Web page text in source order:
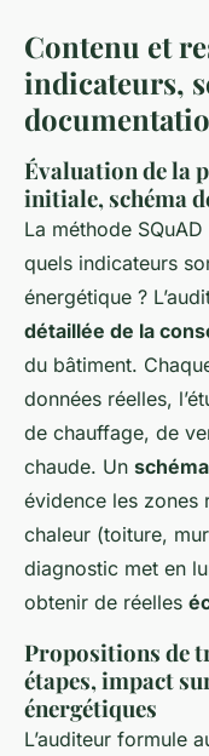
Contenu et
indicateurs,
Évaluation de la
initiale, schéma
La méthode
quels indicateurs
énergétique ?
détaillée de la
du bâtiment.
données réelles,
de chauffage, de
chaude. Un
évidence les zones
chaleur (toiture,
diagnostic met en
obtenir de réelles
Propositions de
étapes, impact
énergétiques
L’auditeur formule